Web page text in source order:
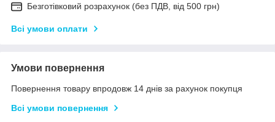
Безготівковий розрахунок (без ПДВ, від 500 грн)
Всі умови оплати
Умови повернення
Повернення товару впродовж 14 днів за рахунок покупця
Всі умови повернення